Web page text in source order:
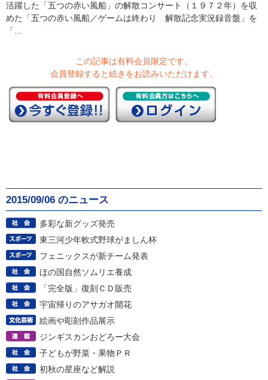
活躍した「五つの赤い風船」の解散コンサート（１９７２年）を収
めた「五つの赤い風船／ゲームは終わり 解散記念実況録音盤」を
「...
この記事は有料会員限定です。
会員登録すると続きをお読みいただけます。
2015/09/06 のニュース
多彩な新グッズ発売
東三河少年軟式野球がましん杯
フェニックスが新チーム発表
ほの国自然ソムリエ養成
「完全版」復刻ＣＤ販売
宇宙帰りのアサガオ開花
絵画や彫刻作品展示
ジンギスカンおどろー大会
子どもが野菜・果物ＰＲ
初秋の星座など解説